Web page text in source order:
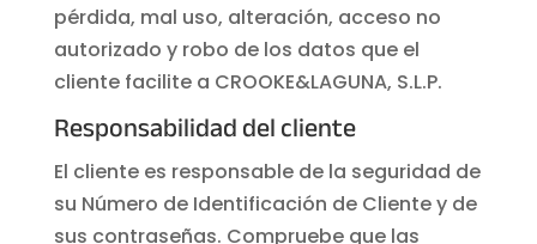
pérdida, mal uso, alteración, acceso no
autorizado y robo de los datos que el
cliente facilite a CROOKE&LAGUNA, S.L.P.
Responsabilidad del cliente
El cliente es responsable de la seguridad de
su Número de Identificación de Cliente y de
sus contraseñas. Compruebe que las